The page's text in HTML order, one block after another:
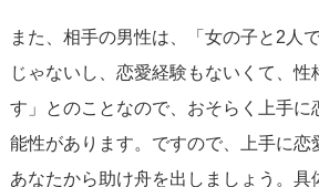
また、相手の男性は、「女の子と2人
じゃないし、恋愛経験もないくて、性
す」とのことなので、おそらく上手に
能性があります。ですので、上手に恋
あなたから助け舟を出しましょう。具